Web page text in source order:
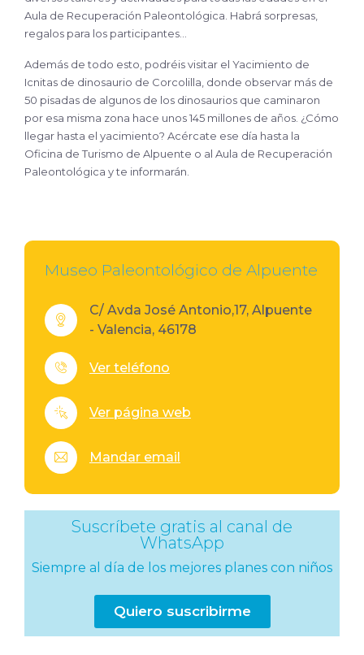
Aula de Recuperación Paleontológica. Habrá sorpresas,
regalos para los participantes…
Además de todo esto, podréis visitar el Yacimiento de
Icnitas de dinosaurio de Corcolilla, donde observar más de
50 pisadas de algunos de los dinosaurios que caminaron
por esa misma zona hace unos 145 millones de años. ¿Cómo
llegar hasta el yacimiento? Acércate ese día hasta la
Oficina de Turismo de Alpuente o al Aula de Recuperación
Paleontológica y te informarán.
Museo Paleontológico de Alpuente
C/ Avda José Antonio,17, Alpuente
- Valencia, 46178
Ver teléfono
Ver página web
Mandar email
Suscríbete gratis al canal de
WhatsApp
Siempre al día de los mejores planes con niños
Quiero suscribirme